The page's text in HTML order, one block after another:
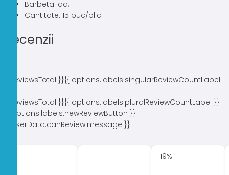
Barbeta: da;
Cantitate: 15 buc/plic.
Recenzii
{{ reviewsTotal }}{{ options.labels.singularReviewCountLabel
{{ reviewsTotal }}{{ options.labels.pluralReviewCountLabel }}
{{ options.labels.newReviewButton }}
{{ userData.canReview.message }}
-19%